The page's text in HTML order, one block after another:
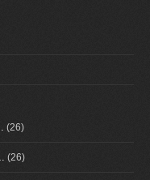
(26)
(26)